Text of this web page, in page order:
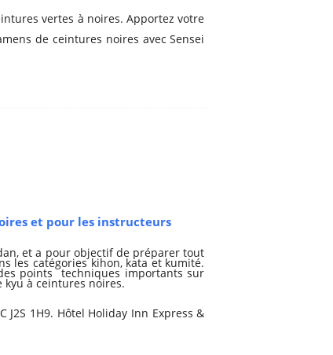
vertes à noires. Apportez votre
de ceintures noires avec Sensei
et pour les instructeurs
et a pour objectif de préparer tout
les catégories kihon, kata et kumité.
points techniques importants sur
kyu à ceintures noires.
J2S 1H9. Hôtel Holiday Inn Express &